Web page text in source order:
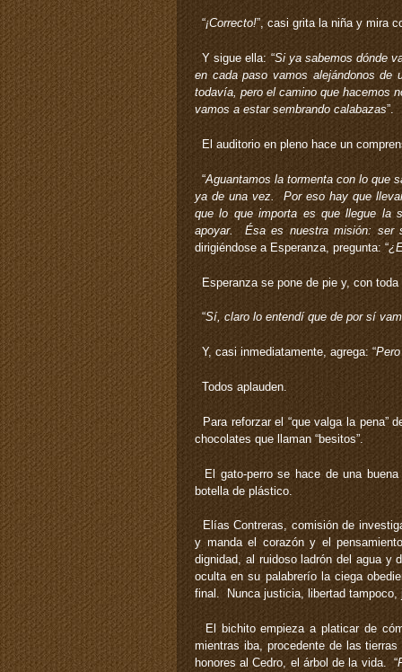
“¡Correcto!”, casi grita la niña y mira
Y sigue ella: “Si ya sabemos dónde
en cada paso vamos alejándonos
todavía, pero el camino que hacemos
vamos a estar sembrando calabazas”.
El auditorio en pleno hace un
“Aguantamos la tormenta con lo que
ya de una vez. Por eso hay que
que lo que importa es que llegue la
apoyar. Ésa es nuestra misión: ser
dirigiéndose a Esperanza, pregunta: “
Esperanza se pone de pie y, con
“Sí, claro lo entendí que de por sí
Y, casi inmediatamente, agrega: “
Todos aplauden.
Para reforzar el “que valga la pena”
chocolates que llaman “besitos”.
El gato-perro se hace de una
botella de plástico.
Elías Contreras, comisión de
y manda el corazón y el
dignidad, al ruidoso ladrón del agua y
oculta en su palabrerío la ciega
final. Nunca justicia, libertad tampoco,
El bichito empieza a platicar de
mientras iba, procedente de las
honores al Cedro, el árbol de la vida. “